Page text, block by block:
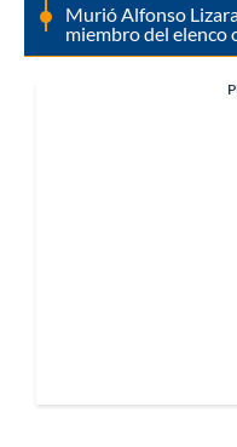
Murió Alfonso
miembro del elenco